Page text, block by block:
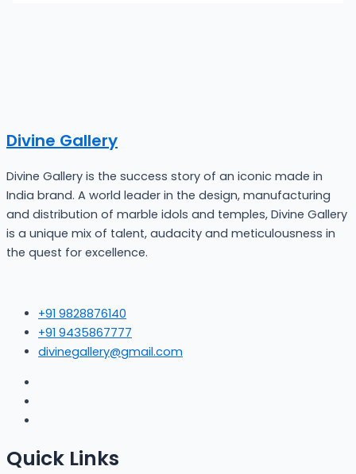
Divine Gallery
Divine Gallery is the success story of an iconic made in
India brand. A world leader in the design, manufacturing
and distribution of marble idols and temples, Divine Gallery
is a unique mix of talent, audacity and meticulousness in
the quest for excellence.
+91 9828876140
+91 9435867777
divinegallery@gmail.com
Quick Links